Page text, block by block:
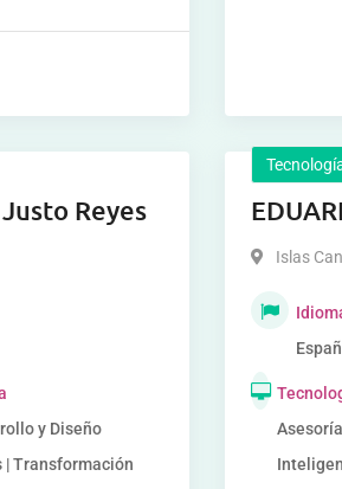
Reyes
y Diseño
| Transformación
Islas